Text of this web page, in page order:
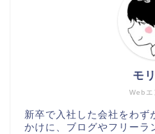
Webエ
モ
新卒で入社した会社をわず
かけに、ブログやフリーラ